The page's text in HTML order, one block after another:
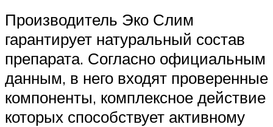
Производитель Эко Слим
гарантирует натуральный состав
препарата. Согласно официальным
данным, в него входят проверенные
компоненты, комплексное действие
которых способствует активному